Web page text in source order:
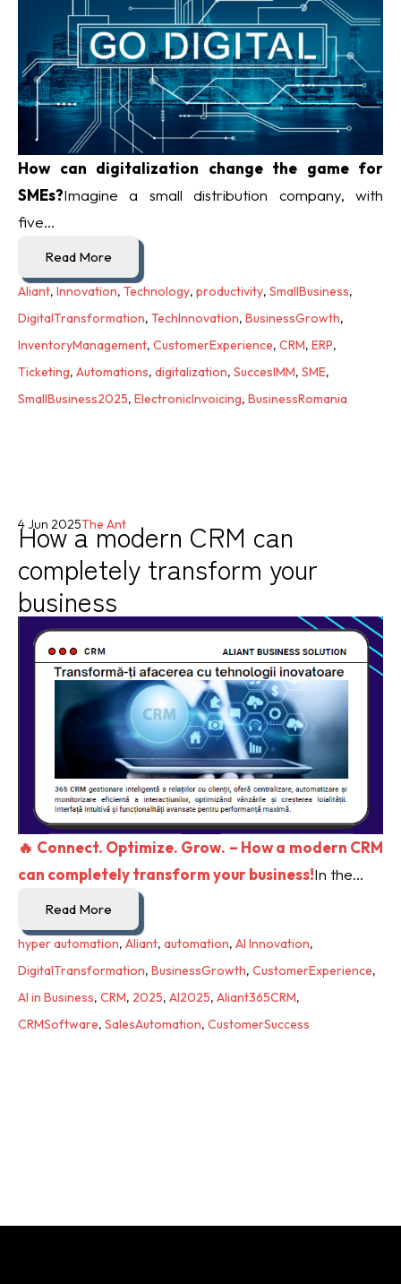
How can digitalization change the game for
SMEs?Imagine a small distribution company, with
five...
Read More
Aliant, Innovation, Technology, productivity, SmallBusiness,
DigitalTransformation, TechInnovation, BusinessGrowth,
InventoryManagement, CustomerExperience, CRM, ERP,
Ticketing, Automations, digitalization, SuccesIMM, SME,
SmallBusiness2025, ElectronicInvoicing, BusinessRomania
How a modern CRM can
completely transform your
business
4 Jun 2025The Ant
🔥 Connect. Optimize. Grow. – How a modern CRM
can completely transform your business!In the...
Read More
hyper automation, Aliant, automation, AI Innovation,
DigitalTransformation, BusinessGrowth, CustomerExperience,
AI in Business, CRM, 2025, AI2025, Aliant365CRM,
CRMSoftware, SalesAutomation, CustomerSuccess